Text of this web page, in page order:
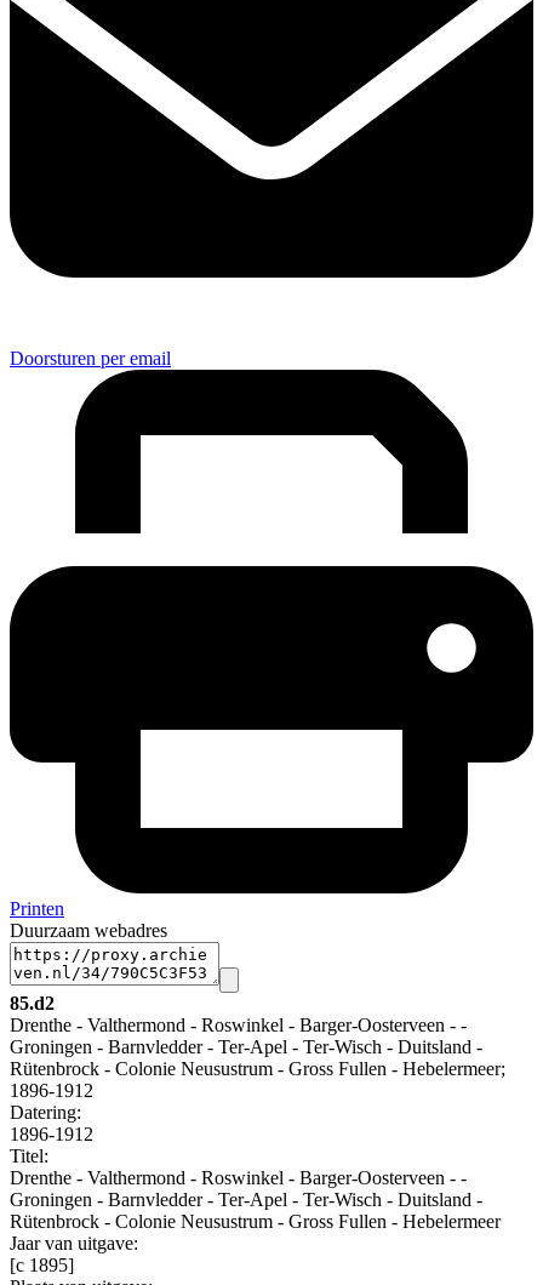
Doorsturen per email
Printen
Duurzaam webadres
85.d2
Drenthe - Valthermond - Roswinkel - Barger-Oosterveen - -
Groningen - Barnvledder - Ter-Apel - Ter-Wisch - Duitsland -
Rütenbrock - Colonie Neusustrum - Gross Fullen - Hebelermeer;
1896-1912
Datering:
1896-1912
Titel:
Drenthe - Valthermond - Roswinkel - Barger-Oosterveen - -
Groningen - Barnvledder - Ter-Apel - Ter-Wisch - Duitsland -
Rütenbrock - Colonie Neusustrum - Gross Fullen - Hebelermeer
Jaar van uitgave:
[c 1895]